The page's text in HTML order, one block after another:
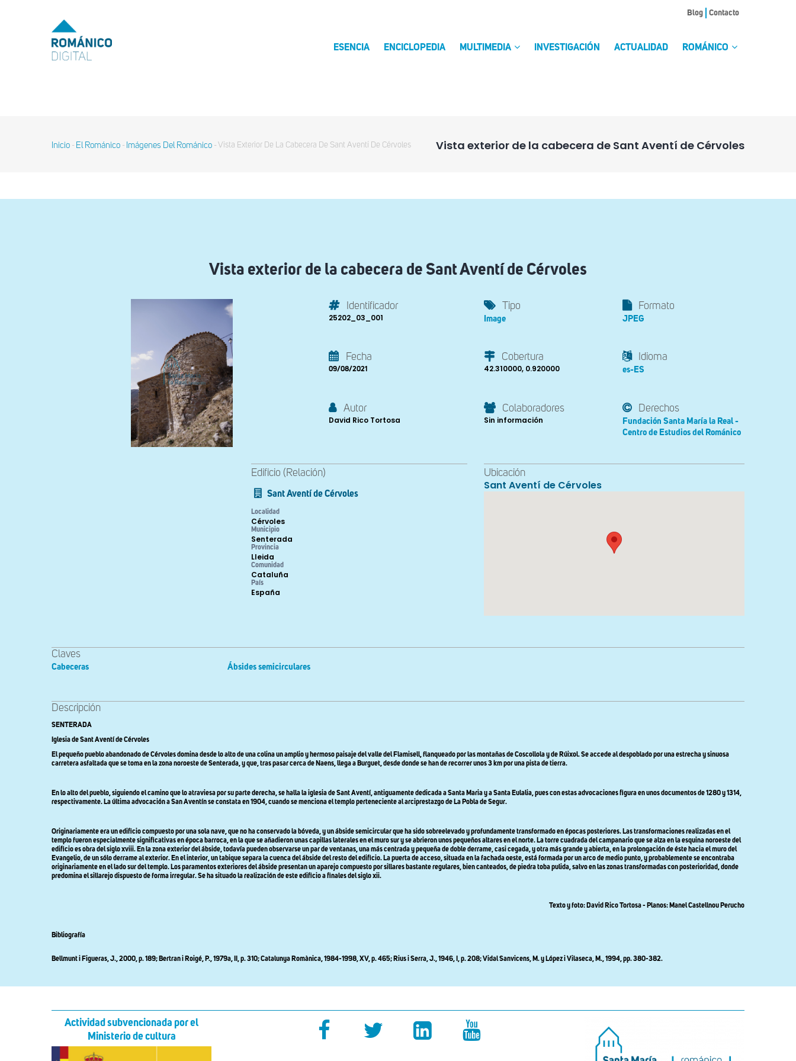
MENU
TOP
Blog Contacto
ESENCIA ENCICLOPEDIA MULTIMEDIA INVESTIGACIÓN ACTUALIDAD ROMÁNICO
Vista exterior de la cabecera de Sant Aventí de Cérvoles
Sobrescribir
Inicio - El Románico - Imágenes Del Románico - Vista Exterior De La Cabecera De Sant Aventí De Cérvoles
Vista exterior de la cabecera de Sant Aventí de Cérvoles
Identificador
25202_03_001
Tipo
Image
Formato
JPEG
Fecha
09/08/2021
Cobertura
42.310000, 0.920000
Idioma
es-ES
Autor
David Rico Tortosa
Colaboradores
Sin información
Derechos
Fundación Santa María la Real -
Centro de Estudios del Románico
Edificio (Relación)
Sant Aventí de Cérvoles
Localidad
Cérvoles
Municipio
Senterada
Provincia
Lleida
Comunidad
Cataluña
País
España
Ubicación
Sant Aventí de Cérvoles
Claves
Cabeceras Ábsides semicirculares
Descripción
SENTERADA
Iglesia de Sant Aventí de Cérvoles
El pequeño pueblo abandonado de Cérvoles domina desde lo alto de una colina un amplio y hermoso paisaje del valle del Flamisell, flanqueado por las montañas de Coscollola y de Rúixol. Se accede al despoblado por una estrecha y sinuosa
carretera asfaltada que se toma en la zona noroeste de Senterada, y que, tras pasar cerca de Naens, llega a Burguet, desde donde se han de recorrer unos 3 km por una pista de tierra.
En lo alto del pueblo, siguiendo el camino que lo atraviesa por su parte derecha, se halla la iglesia de Sant Aventí, antiguamente dedicada a Santa Maria y a Santa Eulalia, pues con estas advocaciones figura en unos documentos de 1280 y 1314,
respectivamente. La última advocación a San Aventín se constata en 1904, cuando se menciona el templo perteneciente al arciprestazgo de La Pobla de Segur.
Originariamente era un edificio compuesto por una sola nave, que no ha conservado la bóveda, y un ábside semicircular que ha sido sobreelevado y profundamente transformado en épocas posteriores. Las transformaciones realizadas en el
templo fueron especialmente significativas en época barroca, en la que se añadieron unas capillas laterales en el muro sur y se abrieron unos pequeños altares en el norte. La torre cuadrada del campanario que se alza en la esquina noroeste del
edificio es obra del siglo xviii. En la zona exterior del ábside, todavía pueden observarse un par de ventanas, una más centrada y pequeña de doble derrame, casi cegada, y otra más grande y abierta, en la prolongación de éste hacia el muro del
Evangelio, de un sólo derrame al exterior. En el interior, un tabique separa la cuenca del ábside del resto del edificio. La puerta de acceso, situada en la fachada oeste, está formada por un arco de medio punto, y probablemente se encontraba
originariamente en el lado sur del templo. Los paramentos exteriores del ábside presentan un aparejo compuesto por sillares bastante regulares, bien canteados, de piedra toba pulida, salvo en las zonas transformadas con posterioridad, donde
predomina el sillarejo dispuesto de forma irregular. Se ha situado la realización de este edificio a finales del siglo xii.
Texto y foto: David Rico Tortosa - Planos: Manel Castellnou Perucho
Bibliografía
Bellmunt i Figueras, J., 2000, p. 189; Bertran i Roigé, P., 1979a, II, p. 310; Catalunya Romànica, 1984-1998, XV, p. 465; Rius i Serra, J., 1946, I, p. 208; Vidal Sanvicens, M. y López i Vilaseca, M., 1994, pp. 380-382.
Actividad subvencionada por el
Ministerio de cultura